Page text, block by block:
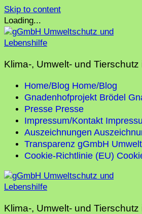
Skip to content
Loading...
Klima-, Umwelt- und
Home/Blog Home/Blog
Gnadenhofprojekt Brödel
Presse Presse
Impressum/Kontakt
Auszeichnungen
Transparenz gGmbH
Cookie-Richtlinie (EU)
Klima-, Umwelt- und